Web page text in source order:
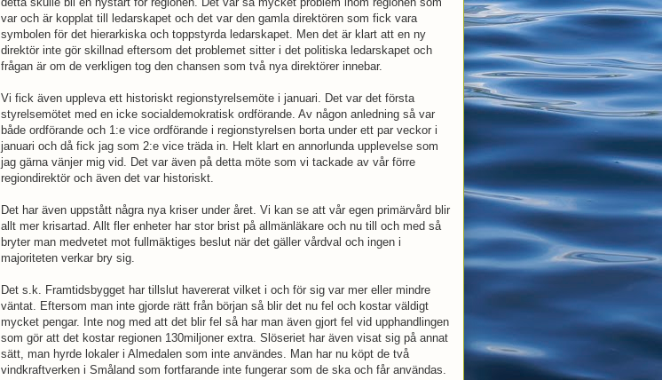
var och är kopplat till ledarskapet och det var den gamla direktören som fick vara
symbolen för det hierarkiska och toppstyrda ledarskapet. Men det är klart att en ny
direktör inte gör skillnad eftersom det problemet sitter i det politiska ledarskapet och
frågan är om de verkligen tog den chansen som två nya direktörer innebar.
Vi fick även uppleva ett historiskt regionstyrelsemöte i januari. Det var det första
styrelsemötet med en icke socialdemokratisk ordförande. Av någon anledning så var
både ordförande och 1:e vice ordförande i regionstyrelsen borta under ett par veckor i
januari och då fick jag som 2:e vice träda in. Helt klart en annorlunda upplevelse som
jag gärna vänjer mig vid. Det var även på detta möte som vi tackade av vår förre
regiondirektör och även det var historiskt.
Det har även uppstått några nya kriser under året. Vi kan se att vår egen primärvård blir
allt mer krisartad. Allt fler enheter har stor brist på allmänläkare och nu till och med så
bryter man medvetet mot fullmäktiges beslut när det gäller vårdval och ingen i
majoriteten verkar bry sig.
Det s.k. Framtidsbygget har tillslut havererat vilket i och för sig var mer eller mindre
väntat. Eftersom man inte gjorde rätt från början så blir det nu fel och kostar väldigt
mycket pengar. Inte nog med att det blir fel så har man även gjort fel vid upphandlingen
som gör att det kostar regionen 130miljoner extra. Slöseriet har även visat sig på annat
sätt, man hyrde lokaler i Almedalen som inte användes. Man har nu köpt de två
vindkraftverken i Småland som fortfarande inte fungerar som de ska och får användas.